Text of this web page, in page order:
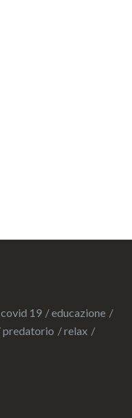
covid 19
educazione
predatorio relax